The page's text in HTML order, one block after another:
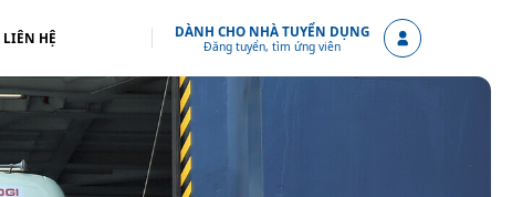
LIÊN HỆ DÀNH CHO NHÀ TUYỂN DỤNG
Đăng tuyển, tìm ứng viên